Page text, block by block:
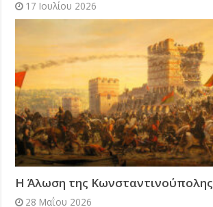
17 Ιουλίου 2026
Η Άλωση της Κωνσταντινούπολης
28 Μαΐου 2026